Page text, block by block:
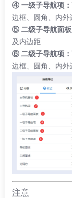
④ 一级子导航项：
边框、圆角、内
⑤ 二级子导航面板
及内边距
⑥ 二级子导航项：
边框、圆角、内
注意